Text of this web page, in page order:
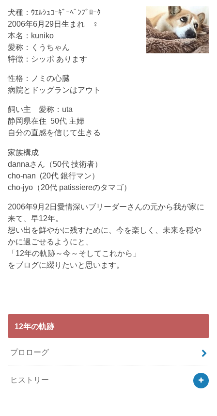
犬種：ｳｴﾙｼｭｺｰｷﾞｰﾍﾟﾝﾌﾞﾛｰｸ
2006年6月29日生まれ ♀
本名：kuniko
愛称：くうちゃん
特徴：シッポ あります
性格：ノミの心臓
病院とドッグランはアウト
飼い主 愛称：uta
静岡県在住 50代 主婦
自分の直感を信じて生きる
家族構成
dannaさん（50代 技術者）
cho-nan (20代 銀行マン）
cho-jyo（20代 patissiereのタマゴ）
2006年9月2日愛情深いブリーダーさんの元から我が家に
来て、早12年。
想い出を鮮やかに残すために、今を楽しく、未来を穏や
かに過ごせるようにと、
「12年の軌跡～今～そしてこれから」
をブログに綴りたいと思います。
12年の軌跡
プロローグ
ヒストリー